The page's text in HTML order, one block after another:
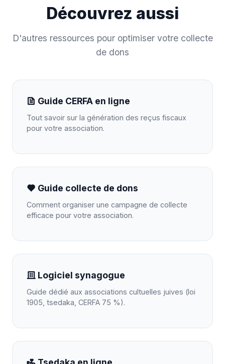
Découvrez aussi
D'autres ressources pour optimiser votre collecte
de dons
Guide CERFA en ligne
Tout savoir sur la génération des reçus fiscaux
pour votre association.
Guide collecte de dons
Comment organiser une campagne de collecte
efficace pour votre association.
Logiciel synagogue
Guide dédié aux associations cultuelles juives (loi
1905, tsedaka, CERFA 75 %).